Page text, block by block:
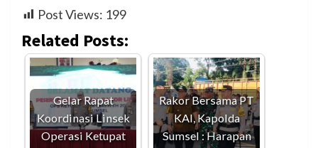
Post Views: 199
Related Posts:
Gelar Rapat
Koordinasi Linsek
Operasi Ketupat
Rakor Bersama PT
KAI, Kapolda
Sumsel : Harapan